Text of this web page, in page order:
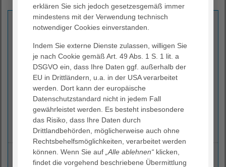
Kontakt
AGAPLESION DIAKONIEKLINIKUM ROTENBURG
Zentrum für Psychosoziale Medizin
Elise-Averdieck-Straße 17
27356 Rotenburg (Wümme)
(04261) 77 - 67 00
(04261) 77 - 67 03
psychiatrie.dkr
@ agaplesion.de
Ihre Ansprechpersonen
erklären Sie sich jedoch gesetzesgemäß immer
mindestens mit der Verwendung technisch
notwendiger Cookies einverstanden.
Indem Sie externe Dienste zulassen, willigen Sie
je nach Cookie gemäß Art. 49 Abs. 1 S. 1 lit. a
DSGVO ein, dass Ihre Daten ggf. außerhalb der
EU in Drittländern, u.a. in der USA verarbeitet
werden. Dort kann der europäische
Datenschutzstandard nicht in jedem Fall
gewährleistet werden. Es besteht insbesondere
das Risiko, dass Ihre Daten durch
Drittlandbehörden, möglicherweise auch ohne
Rechtsbehelfsmöglichkeiten, verarbeitet werden
können. Wenn Sie auf „Alle ablehnen“ klicken,
findet die vorgehend beschriebene Übermittlung